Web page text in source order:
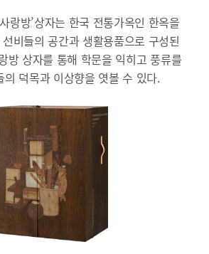
랑방’상자는 한국 전통가옥인 한옥을
비들의 공간과 생활용품으로 구성된
방 상자를 통해 학문을 익히고 풍류를
의 덕목과 이상향을 엿볼 수 있다.